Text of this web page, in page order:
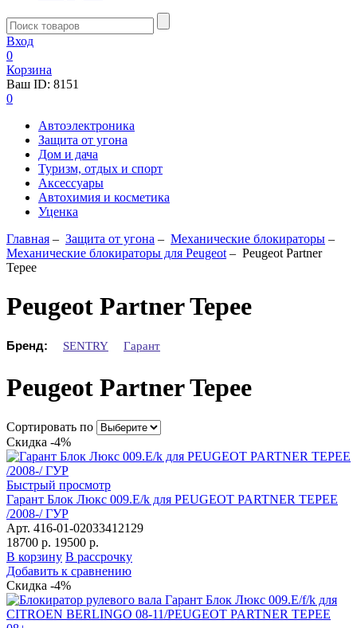
Вход
0
Корзина
Ваш ID: 8151
0
Автоэлектроника
Защита от угона
Дом и дача
Туризм, отдых и спорт
Аксессуары
Автохимия и косметика
Уценка
Главная – Защита от угона – Механические блoкираторы –
Механические блокираторы для Peugeot – Peugeot Partner
Tepee
Peugeot Partner Tepee
Бренд: SENTRY Гарант
Peugeot Partner Tepee
Сортировать по
Скидка -4%
Быстрый просмотр
Гарант Блок Люкс 009.E/k для PEUGEOT PARTNER TEPEE
/2008-/ ГУР
Арт. 416-01-02033412129
18700 р. 19500 р.
В корзину В рассрочку
Добавить к сравнению
Скидка -4%